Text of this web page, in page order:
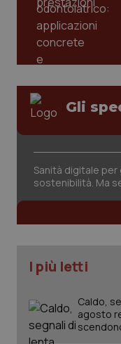
Gli
Sanità digitale
sostenibilità. Ma
I più letti
Caldo,
agosto
tracking-
tracking-